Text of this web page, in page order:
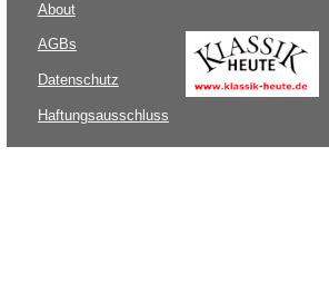
About
AGBs
Datenschutz
Haftungsausschluss